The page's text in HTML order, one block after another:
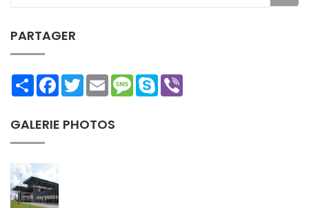
PARTAGER
ShareFacebookTwitterEmailMessage
Skype
GALERIE PHOTOS